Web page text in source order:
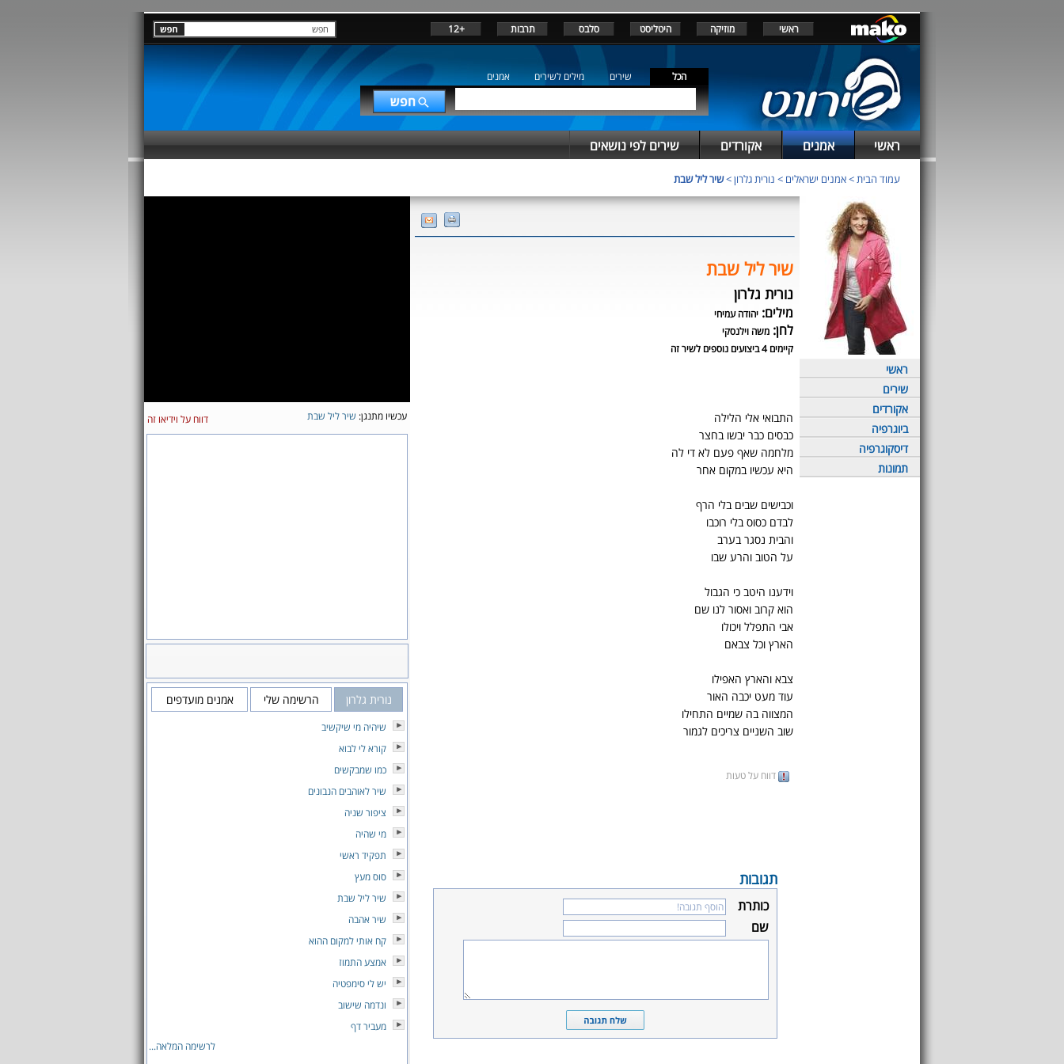
ראשי מוזיקה היטליסט סלבס תרבות +12
הכל שירים מילים לשירים אמנים
ראשי אמנים אקורדים שירים לפי נושאים
עמוד הבית>אמנים ישראלים > נורית גלרון>שיר ליל שבת
ראשי
שירים
אקורדים
ביוגרפיה
דיסקוגרפיה
תמונות
שיר ליל שבת
נורית גלרון
מילים: יהודה עמיחי
לחן: משה וילנסקי
קיימים 4 ביצועים נוספים לשיר זה
התבואי אלי הלילה
כבסים כבר יבשו בחצר
מלחמה שאף פעם לא די לה
היא עכשיו במקום אחר
וכבישים שבים בלי הרף
לבדם כסוס בלי רוכבו
והבית נסגר בערב
על הטוב והרע שבו
וידענו היטב כי הגבול
הוא קרוב ואסור לנו שם
אבי התפלל ויכולו
הארץ וכל צבאם
צבא והארץ האפילו
עוד מעט יכבה האור
המצווה בה שמיים התחילו
שוב השניים צריכים לגמור
דווח על טעות
תגובות
כותרת
שם
עכשיו מתנגן: שיר ליל שבת דווח על וידיאו זה
נורית גלרון הרשימה שלי אמנים מועדפים
שיהיה מי שיקשיב
קורא לי לבוא
כמו שמבקשים
שיר לאוהבים הנבונים
ציפור שניה
מי שהיה
תפקיד ראשי
סוס מעץ
שיר ליל שבת
שיר אהבה
קח אותי למקום ההוא
אמצע התמוז
יש לי סימפטיה
ונדמה שישוב
מעביר דף
לרשימה המלאה...